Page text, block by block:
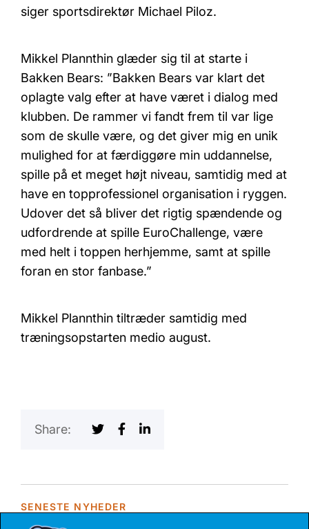
siger sportsdirektør Michael Piloz.
Mikkel Plannthin glæder sig til at starte i
Bakken Bears: ”Bakken Bears var klart det
oplagte valg efter at have været i dialog med
klubben. De rammer vi fandt frem til var lige
som de skulle være, og det giver mig en unik
mulighed for at færdiggøre min uddannelse,
spille på et meget højt niveau, samtidig med at
have en topprofessionel organisation i ryggen.
Udover det så bliver det rigtig spændende og
udfordrende at spille EuroChallenge, være
med helt i toppen herhjemme, samt at spille
foran en stor fanbase.”
Mikkel Plannthin tiltræder samtidig med
træningsopstarten medio august.
Share:
SENESTE NYHEDER